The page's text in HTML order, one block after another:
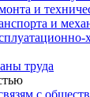
и
и
труда
с